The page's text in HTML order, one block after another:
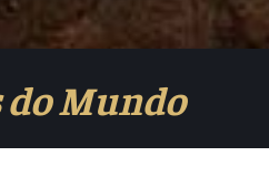
Mundo